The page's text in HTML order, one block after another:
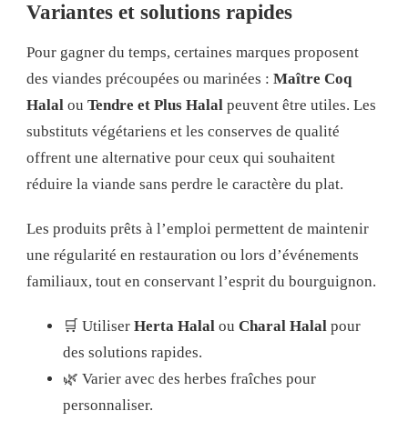
Variantes et solutions rapides
Pour gagner du temps, certaines marques proposent
des viandes précoupées ou marinées : Maître Coq
Halal ou Tendre et Plus Halal peuvent être utiles. Les
substituts végétariens et les conserves de qualité
offrent une alternative pour ceux qui souhaitent
réduire la viande sans perdre le caractère du plat.
Les produits prêts à l’emploi permettent de maintenir
une régularité en restauration ou lors d’événements
familiaux, tout en conservant l’esprit du bourguignon.
🛒 Utiliser Herta Halal ou Charal Halal pour
des solutions rapides.
🌿 Varier avec des herbes fraîches pour
personnaliser.